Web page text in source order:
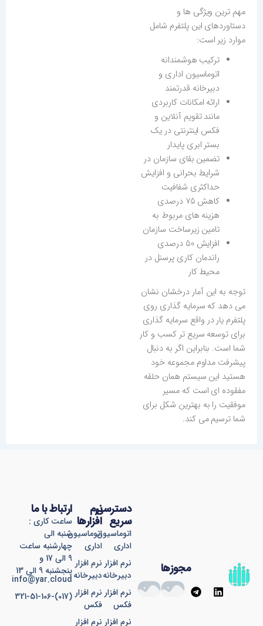
مهم ترین ویژگی ها و
دستاوردهای این پلتفرم شامل
موارد زیر است:
ترکیب هوشمندانه
اتوماسیون اداری و
دبیرخانه قدرتمند
ارائه امکانات کاربردی
مانند تقویم آنلاین و
فکس اینترنتی در یک
بستر ابری پایدار
تضمین بقای سازمان در
شرایط بحرانی و افزایش
حداکثری شفافیت
کاهش 75 درصدی
هزینه های مربوط به
تامین زیرساخت سازمان
افزایش 50 درصدی
راندمان کاری پرسنل در
محیط کار
توجه به این آمار درخشان نشان
می دهد که سرمایه گذاری روی
پلتفرم یار در واقع سرمایه گذاری
برای توسعه سریع تر کسب و کار
شما است. بنابراین اگر به دنبال
پیشرفت مداوم مجموعه خود
هستید این سیستم همان حلقه
مفقوده ای است که مسیر
موفقیت را به بهترین شکل برای
شما ترسیم می کند.
نرم
افزارها
اتوماسیون
اداری
نرم افزار
دبیرخانه
نرم افزار
فکس
نرم افزار
دسترسی
سریع
اتوماسیون
اداری
نرم افزار
دبیرخانه
نرم افزار
فکس
نرم افزار
ارتباط با ما
ساعت کاری :
شنبه الی
چهارشنبه ساعت
9 الی 17 و
پنجشنبه 9 الی 13
info@yar.cloud
(017)-321-51-106
مجوزها
L
i
T
e